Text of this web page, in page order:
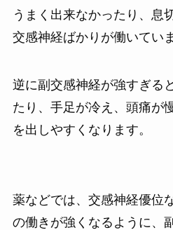
うまく出来なかったり、息
交感神経ばかりが働いてい
逆に副交感神経が強すぎる
たり、手足が冷え、頭痛が
を出しやすくなります。
薬などでは、交感神経優位
の働きが強くなるように、